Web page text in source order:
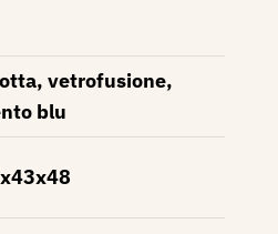
vetrofusione,
blu